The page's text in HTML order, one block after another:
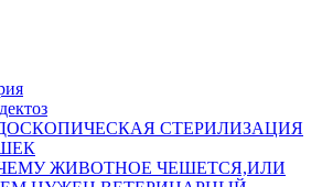
СТЕРИЛИЗАЦИЯ
ЖИВОТНОЕ ЧЕШЕТСЯ,ИЛИ